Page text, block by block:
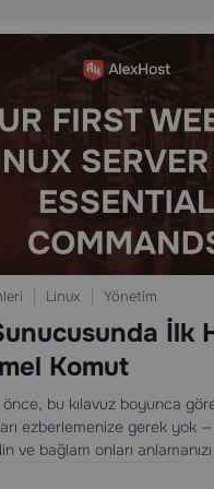
Linux Yönetim
İlk
Komut
bu kılavuz boyunca
ezberlemenize gerek yok
ve bağlam onları